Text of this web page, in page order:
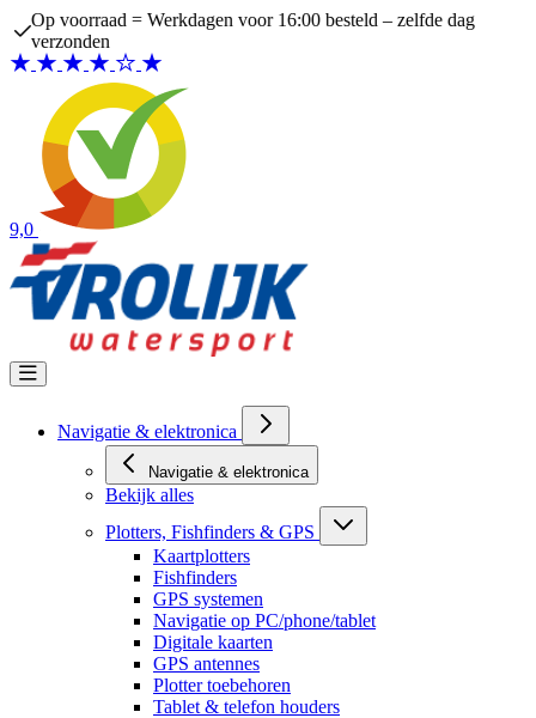
Ga naar de inhoud
Op voorraad = Werkdagen voor 16:00 besteld – zelfde dag
verzonden
9,0
Navigatie & elektronica
Navigatie & elektronica
Bekijk alles
Plotters, Fishfinders & GPS
Kaartplotters
Fishfinders
GPS systemen
Navigatie op PC/phone/tablet
Digitale kaarten
GPS antennes
Plotter toebehoren
Tablet & telefon houders